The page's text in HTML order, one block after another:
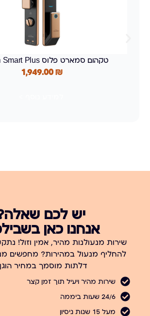
טקהום סמארט פלוס Techom Smart Plus
1,949.00₪
יש לכם
אנחנו כאן
שירות מנעולנות מהיר, אמין וזול!
להחליף מנעול במהירות? מחפשים
דלתות מוסמך במחיר
שירות מהיר ויעיל תוך זמן קצר
24/6 שעות ביממה
מעל 15 שנות ניסיון